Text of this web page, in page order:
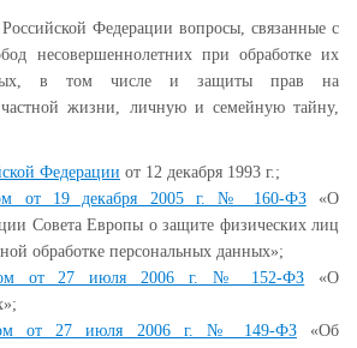
Федерации вопросы, связанные с
несовершеннолетних при обработке их
в том числе и защиты прав на
частной жизни, личную и семейную тайну,
Федерации от 12 декабря 1993 г.;
от 19 декабря 2005 г. № 160-ФЗ«О
Совета Европы о защите физических лиц
обработке персональных данных»;
от 27 июля 2006 г. № 152-ФЗ «О
от 27 июля 2006 г. № 149-ФЗ«Об